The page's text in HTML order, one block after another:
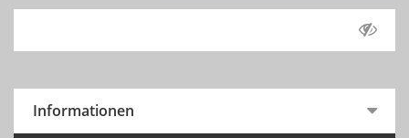
Informationen